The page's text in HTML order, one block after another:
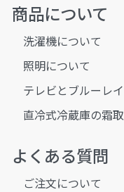
商品について
洗濯機について
照明について
テレビとブルーレ
直冷式冷蔵庫の霜
よくある質問
ご注文について